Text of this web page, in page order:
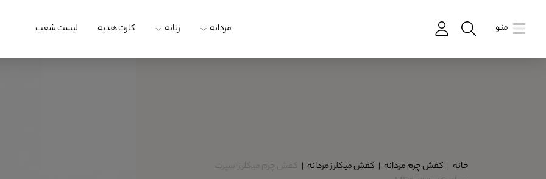
منو مردانه زنانه کارت هدیه لیست شعب
خانه | کفش چرم مردانه | کفش میکلرز مردانه | کفش چرم میکلرز اسپرت